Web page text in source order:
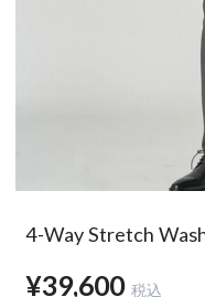
4-Way Stretch
¥39,600 税込